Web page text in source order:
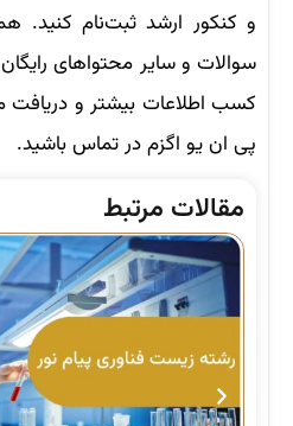
و کنکور ارشد ثبت‌نام کنید.
سوالات و سایر محتواهای
کسب اطلاعات بیشتر و دریافت
پی ان یو اگزم در تماس باشید.
مقالات مرتبط